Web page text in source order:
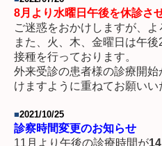
8月より水曜日午後を休診さ
ご迷惑をおかけしますが、よ
また、火、木、金曜日は午
接種を行っております。
外来受診の患者様の診療開
けますように重ねてお願いい
■2021/10/25
診察時間変更のお知らせ
11月より午後の診療時間が